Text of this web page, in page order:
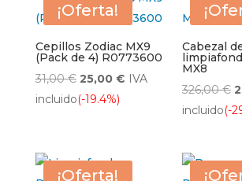
¡Oferta!
Cepillos Zodiac MX9
(Pack de 4) R0773600
31,00€ El
precio
31,00 €.
25,00 €El
25,00 €.
IVA
incluido(-19.4%)
Cabezal
MX8
326,00€
incluido(-
¡Oferta!